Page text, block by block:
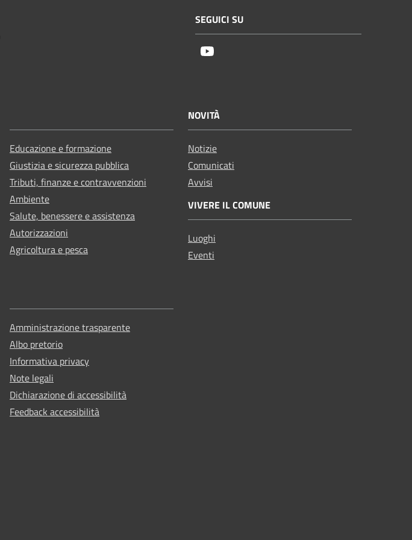
SEGUICI SU
Educazione e formazione
Giustizia e sicurezza pubblica
Tributi, finanze e contravvenzioni
Ambiente
Salute, benessere e assistenza
Autorizzazioni
Agricoltura e pesca
NOVITÀ
Notizie
Comunicati
Avvisi
VIVERE IL COMUNE
Luoghi
Eventi
Amministrazione trasparente
Albo pretorio
Informativa privacy
Note legali
Dichiarazione di accessibilità
Feedback accessibilità